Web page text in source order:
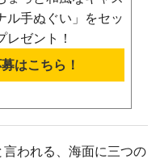
ル手ぬぐい」をセッ
レゼント！
はこちら！
われる、海面に三つの